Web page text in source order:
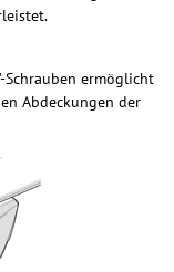
Schrauben ermöglicht
Abdeckungen der